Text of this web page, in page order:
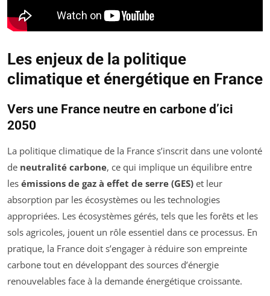
Les enjeux de la politique
climatique et énergétique en France
Vers une France neutre en carbone d’ici
2050
La politique climatique de la France s’inscrit dans une volonté
de neutralité carbone, ce qui implique un équilibre entre
les émissions de gaz à effet de serre (GES) et leur
absorption par les écosystèmes ou les technologies
appropriées. Les écosystèmes gérés, tels que les forêts et les
sols agricoles, jouent un rôle essentiel dans ce processus. En
pratique, la France doit s’engager à réduire son empreinte
carbone tout en développant des sources d’énergie
renouvelables face à la demande énergétique croissante.